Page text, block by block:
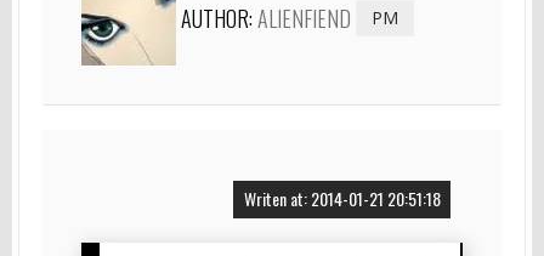
AUTHOR:ALIENFIEND PM
Writen at: 2014-01-21 20:51:18